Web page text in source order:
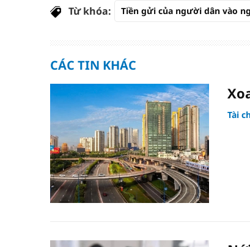
Từ khóa: Tiền gửi của người dân vào
CÁC TIN KHÁC
Tài